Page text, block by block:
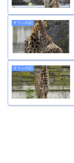
キリンの記
キリンの記